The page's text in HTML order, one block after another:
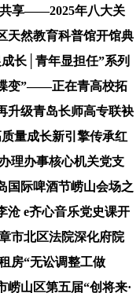
共享——2025年八大关
天然教育科普馆开馆典
长│青年显担任”系列
变”——正在青高校拓
升级青岛长师高专联袂
量成长新引擎传承红
理办事核心机关党支
国际啤酒节崂山会场之
沧 e齐心音乐党史课开
市北区法院深化府院
房“无讼调整工做
崂山区第五届“创将来·